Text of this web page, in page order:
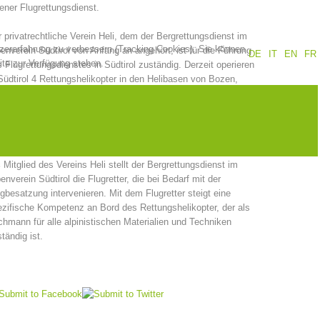
Kontakt
Flugrettungsdienst.
privatrechtliche Verein Heli, dem der Bergrettungsdienst im
Südtirol von Anfang an angehört, ist für die Führung
Flugrettungsdienstes in Südtirol zuständig. Derzeit operieren
4 Rettungshelikopter in den Helibasen von Bozen,
Mitglied des Vereins Heli stellt der Bergrettungsdienst im
Südtirol die Flugretter, die bei Bedarf mit der
intervenieren. Mit dem Flugretter steigt eine
Kompetenz an Bord des Rettungshelikopter, der als
für alle alpinistischen Materialien und Techniken
ist.
DE
IT EN FR
zu verbessern (Tracking Cookies). Sie können
zur Verfügung stehen.